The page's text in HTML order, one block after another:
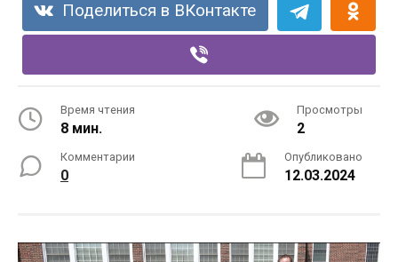
Поделиться в ВКонтакте
Время чтения
8 мин.
Просмотры
2
Комментарии
0
Опубликовано
12.03.2024